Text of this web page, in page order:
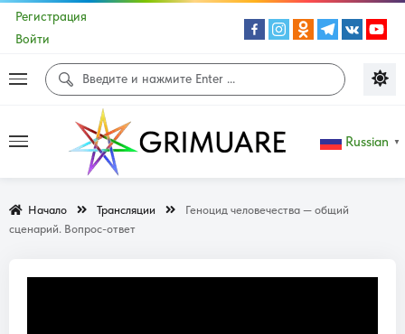
Регистрация
Войти
Russian ▼
Начало Трансляции
Геноцид человечества — общий
сценарий. Вопрос-ответ